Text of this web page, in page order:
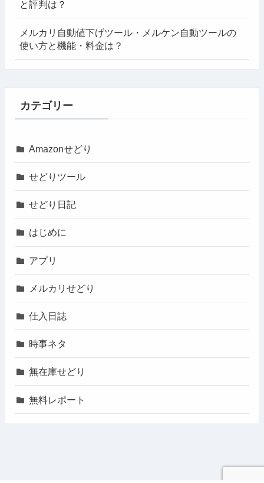
と評判は？
メルカリ自動値下げツール・メルケン自動ツールの
使い方と機能・料金は？
カテゴリー
Amazonせどり
せどりツール
せどり日記
はじめに
アプリ
メルカリせどり
仕入日誌
時事ネタ
無在庫せどり
無料レポート